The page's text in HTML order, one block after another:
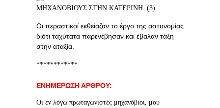
Οι περαστικοί εκθείαζαν το έργο της αστυνομίας
διότι ταχύτατα παρενέβησαν και έβαλαν τάξη
στην αταξία.
************
ΕΝΗΜΕΡΩΣΗ ΑΡΘΡΟΥ:
Οι εν λόγω πρωταγωνιστές μηχανόβιοι, μου